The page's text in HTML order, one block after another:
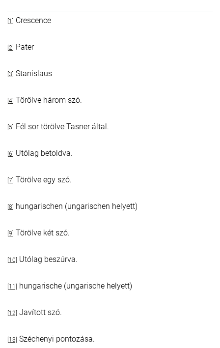
[1] Crescence
[2] Pater
[3] Stanislaus
[4] Törölve három szó.
[5] Fél sor törölve Tasner által.
[6] Utólag betoldva.
[7] Törölve egy szó.
[8] hungarischen (ungarischen helyett)
[9] Törölve két szó.
[10] Utólag beszúrva.
[11] hungarische (ungarische helyett)
[12] Javított szó.
[13] Széchenyi pontozása.